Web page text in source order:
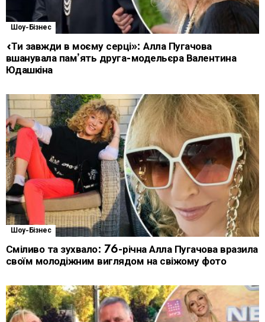
Шоу-Бізнес
«Ти завжди в моєму серці»: Алла Пугачова
вшанувала пам’ять друга-модельєра Валентина
Юдашкіна
Шоу-Бізнес
Сміливо та зухвало: 76-річна Алла Пугачова вразила
своїм молодіжним виглядом на свіжому фото